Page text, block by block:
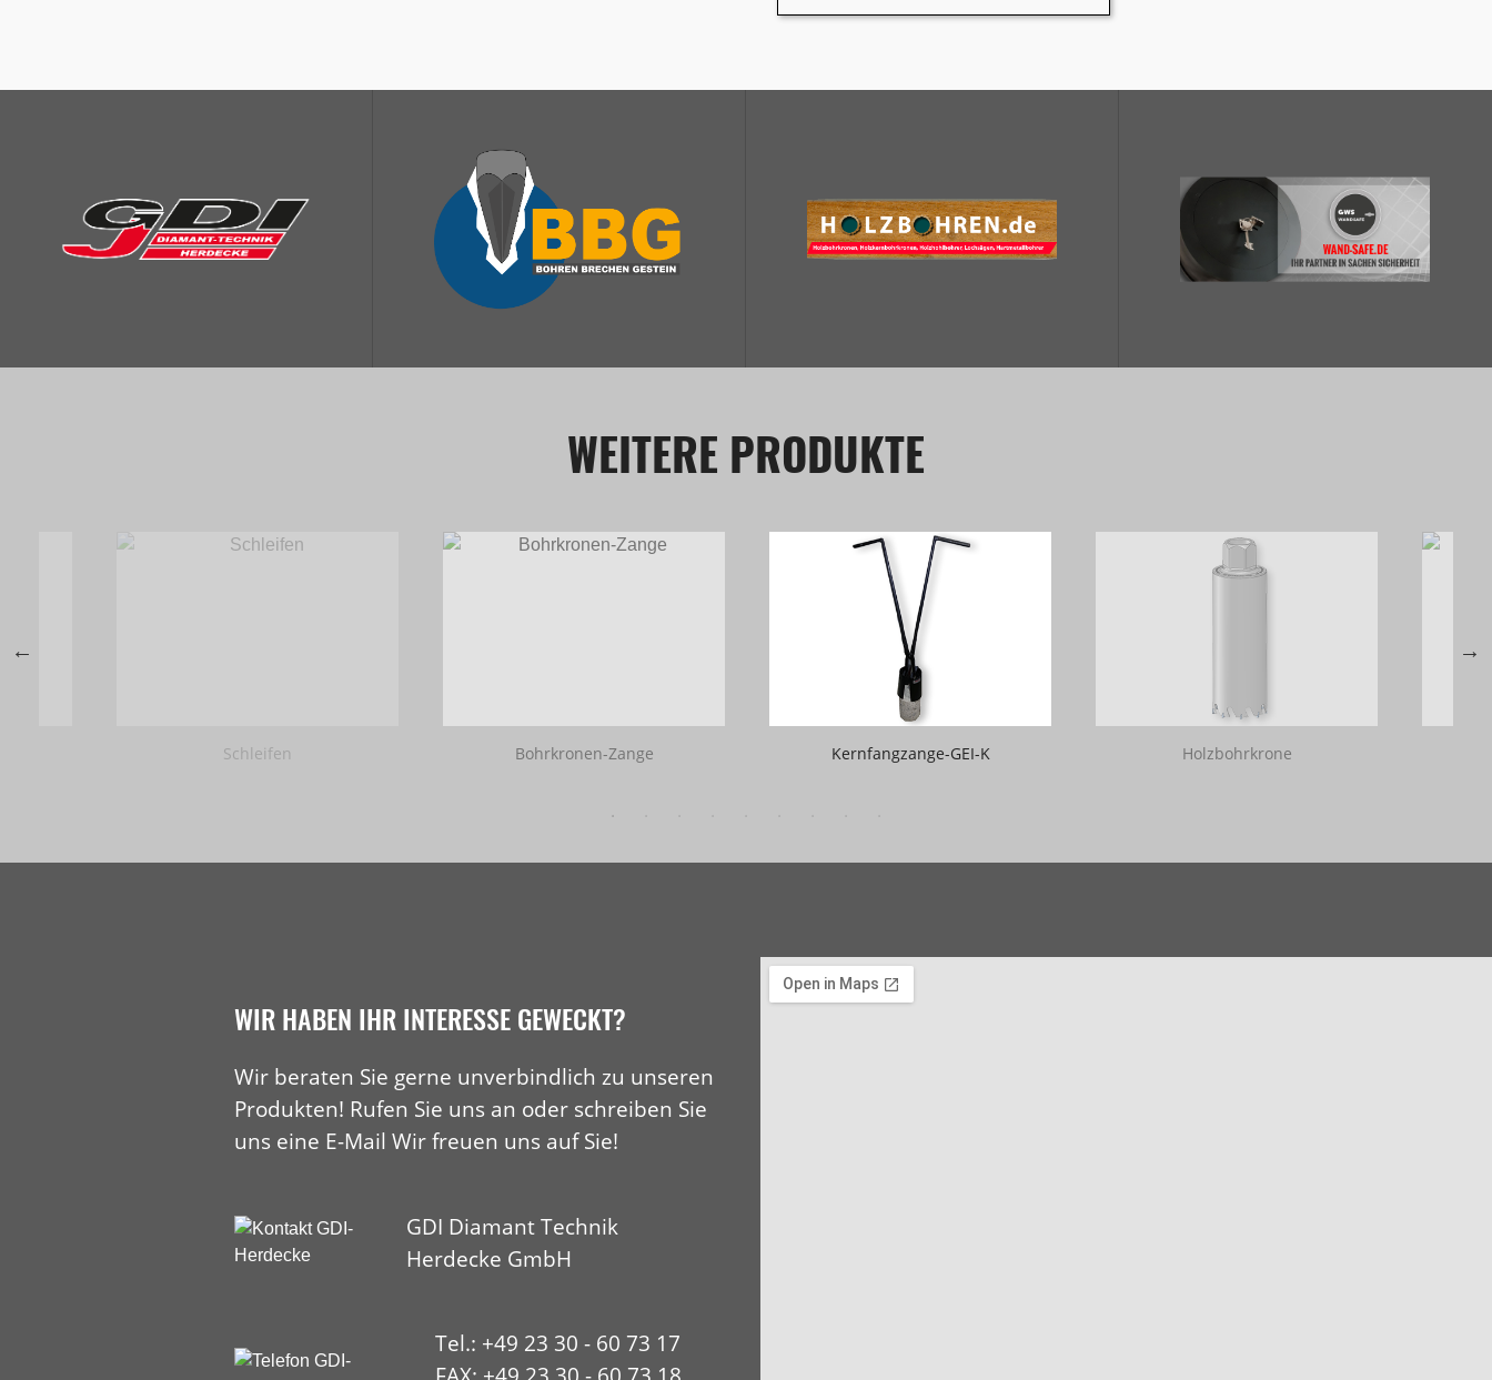
WEITERE PRODUKTE
Schleifen Bohrkronen-Zange Kernfangzange-GEI-K Holzbohrkrone
WIR HABEN IHR INTERESSE GEWECKT?
Wir beraten Sie gerne unverbindlich zu unseren
Produkten! Rufen Sie uns an oder schreiben Sie
uns eine E-Mail Wir freuen uns auf Sie!
GDI Diamant Technik
Herdecke GmbH
Tel.: +49 23 30 - 60 73 17